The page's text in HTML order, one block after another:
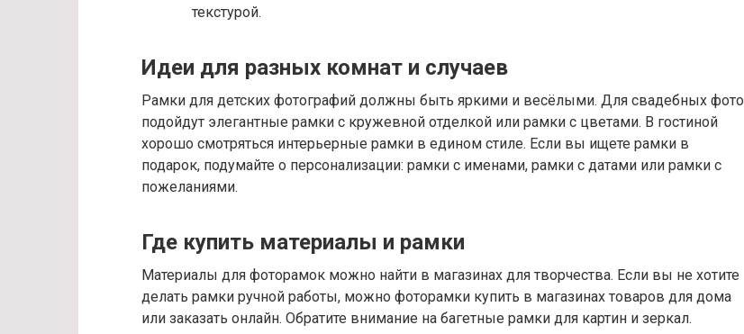
текстурой.
Идеи для разных комнат и случаев
Рамки для детских фотографий должны быть яркими и весёлыми. Для свадебных фото
подойдут элегантные рамки с кружевной отделкой или рамки с цветами. В гостиной
хорошо смотряться интерьерные рамки в едином стиле. Если вы ищете рамки в
подарок, подумайте о персонализации: рамки с именами, рамки с датами или рамки с
пожеланиями.
Где купить материалы и рамки
Материалы для фоторамок можно найти в магазинах для творчества. Если вы не хотите
делать рамки ручной работы, можно фоторамки купить в магазинах товаров для дома
или заказать онлайн. Обратите внимание на багетные рамки для картин и зеркал.